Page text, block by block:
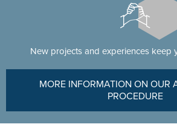
New projects and experiences keep
MORE INFORMATION ON OUR
PROCEDURE